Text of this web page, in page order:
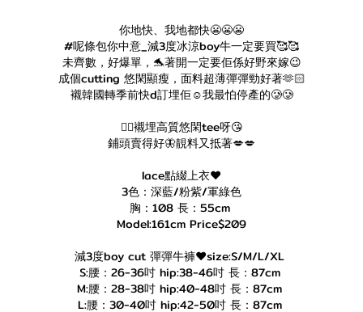
你地快、我地都快😬😬😬
#呢條包你中意_減3度冰涼boy牛一定要買🥰🥰
未齊數，好爆單，🐬著開一定要佢係好野來嫁😉
成個cutting 悠閑顯瘦，面料超薄彈彈勁好著🫶🏻
襯韓國轉季前快d訂埋佢☺️我最怕停產的🥲🥲
👉🏻襯埋高質悠閑tee呀😘
鋪頭賣得好🦋靚料又抵著💋💋
lace點綴上衣❤️
3色：深藍/粉紫/軍綠色
胸：108 長：55cm
Model:161cm Price$209
減3度boy cut 彈彈牛褲❤️size:S/M/L/XL
S:腰：26-36吋 hip:38-46吋 長：87cm
M:腰：28-38吋 hip:40-48吋 長：87cm
L:腰：30-40吋 hip:42-50吋 長：87cm